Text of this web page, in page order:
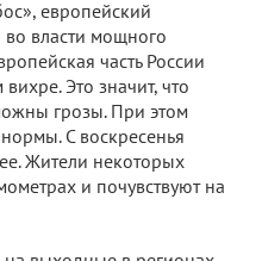
европейский
во власти мощного
часть России
Это значит, что
грозы. При этом
С воскресенья
Жители некоторых
и почувствуют на